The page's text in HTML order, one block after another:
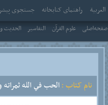
العربیة راهنمای کتابخانه
جستجوی
صفحه‌اصلی علوم القرآن التفاسير الحديث
نام کتاب :الحب في الله ثمراته